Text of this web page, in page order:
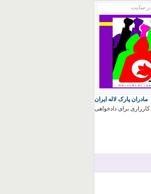
مادران پارک لاله ایران
کارزاری برای دادخواهی